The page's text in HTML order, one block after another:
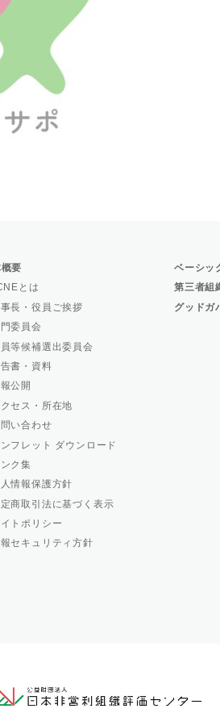
要
とは
長・役員ご挨拶
委員会
等候補選出委員会
書・資料
公開
セス・所在地
い合わせ
フレット ダウンロード
ンク集
情報保護方針
商取引法に基づく表示
トポリシー
セキュリティ方針
ベーシッ
第三者組
グッドガ